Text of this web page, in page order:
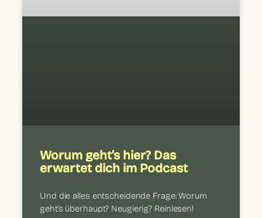
Worum geht’s hier? Das
erwartet dich im Podcast
Und die alles entscheidende Frage: Worum
geht’s überhaupt? Neugierig? Reinlesen!